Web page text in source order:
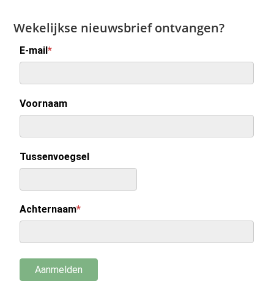
Wekelijkse nieuwsbrief ontvangen?